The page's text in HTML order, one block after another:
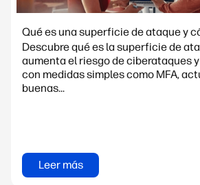
Qué es una superficie de ataque y
Descubre qué es la superficie de
aumenta el riesgo de ciberataques
con medidas simples como MFA,
buenas...
Leer más